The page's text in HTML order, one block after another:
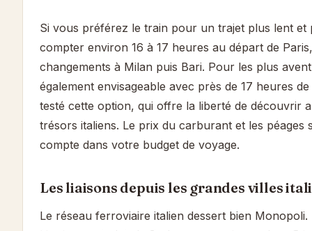
Si vous préférez le train pour un trajet plus lent et
compter environ 16 à 17 heures au départ de
changements à Milan puis Bari. Pour les plus
également envisageable avec près de 17 heures
testé cette option, qui offre la liberté de découvrir
trésors italiens. Le prix du carburant et les péages
compte dans votre budget de voyage.
Les liaisons depuis les grandes villes
Le réseau ferroviaire italien dessert bien Monopoli.